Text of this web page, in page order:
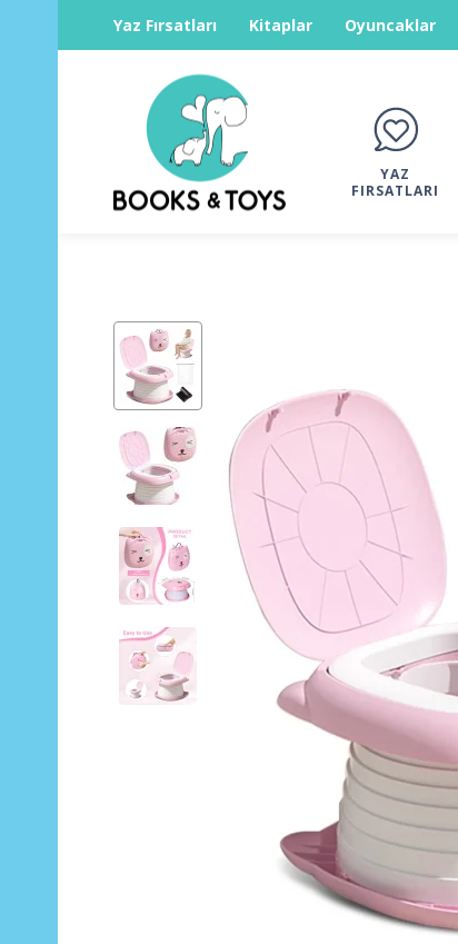
Yaz Fırsatları Kitaplar Oyuncaklar
YAZ
FIRSATLARI